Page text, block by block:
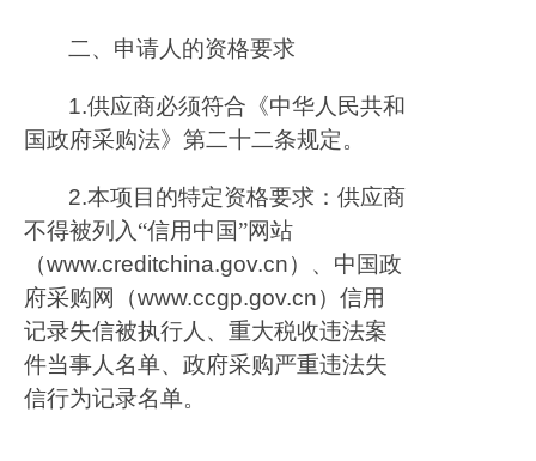
二、申请人的资格要求
1.供应商必须符合《中华人民共和
国政府采购法》第二十二条规定。
2.本项目的特定资格要求：供应商
不得被列入“信用中国”网站
（www.creditchina.gov.cn）、中国政
府采购网（www.ccgp.gov.cn）信用
记录失信被执行人、重大税收违法案
件当事人名单、政府采购严重违法失
信行为记录名单。